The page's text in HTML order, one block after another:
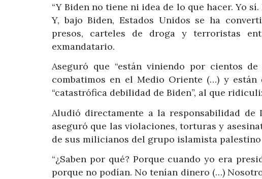
“Y Biden no tiene ni idea de lo que hacer. Yo
Y, bajo Biden, Estados Unidos se ha
presos, carteles de droga y terroristas
exmandatario.
Aseguró que “están viniendo por cientos
combatimos en el Medio Oriente (…) y
“catastrófica debilidad de Biden”, al que
Aludió directamente a la responsabilidad
aseguró que las violaciones, torturas y
de sus milicianos del grupo islamista
“¿Saben por qué? Porque cuando yo era
porque no podían. No tenían dinero (…)